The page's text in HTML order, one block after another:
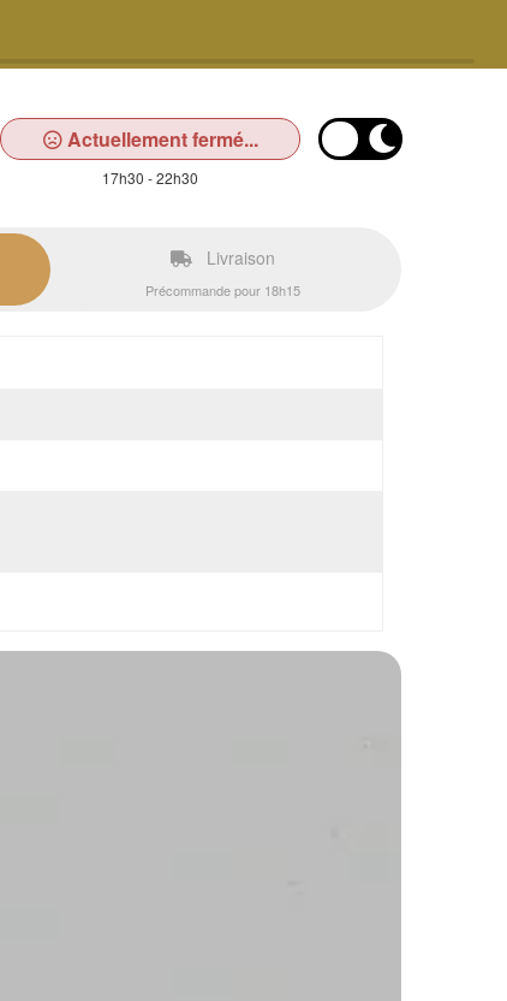
Actuellement fermé...
17h30 - 22h30
Livraison
Précommande pour 18h15